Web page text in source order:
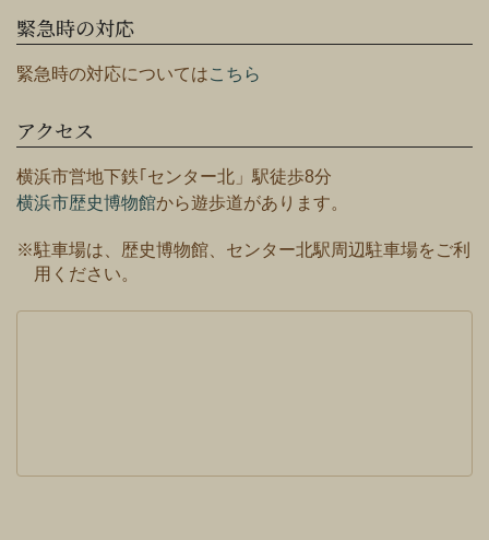
緊急時の対応
緊急時の対応についてはこちら
アクセス
横浜市営地下鉄｢センター北」駅徒歩8分
横浜市歴史博物館から遊歩道があります。
※駐車場は、歴史博物館、センター北駅周辺駐車場をご利
用ください。